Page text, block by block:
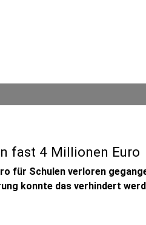
fast 4 Millionen Euro
für Schulen verloren
konnte das verhindert